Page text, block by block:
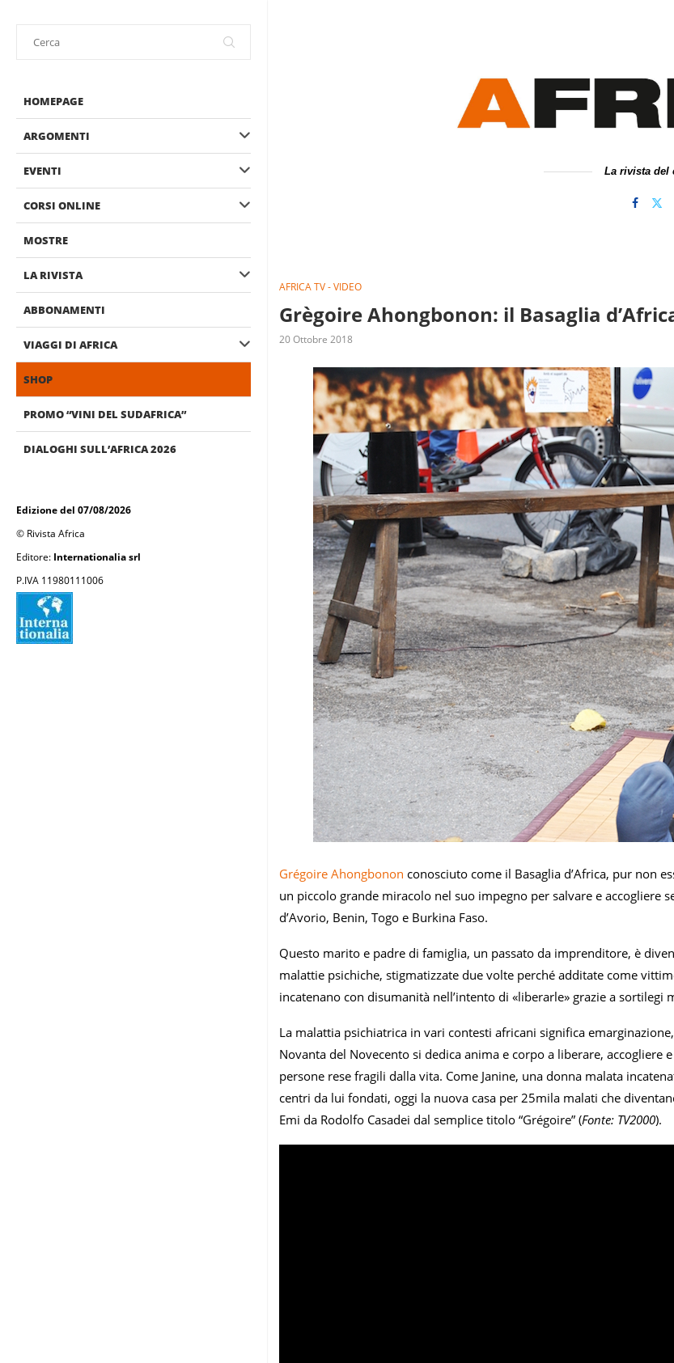
HOMEPAGE
ARGOMENTI
EVENTI
CORSI ONLINE
MOSTRE
LA RIVISTA
ABBONAMENTI
VIAGGI DI AFRICA
SHOP
PROMO “VINI DEL SUDAFRICA”
DIALOGHI SULL’AFRICA 2026
Edizione del 07/08/2026
© Rivista Africa
Editore: Internationalia srl
P.IVA 11980111006
La rivista del
AFRICA TV - VIDEO
Grègoire Ahongbonon: il Basaglia
20 Ottobre 2018
Grégoire Ahongbonon conosciuto come il Basaglia d’Africa, pur non
un piccolo grande miracolo nel suo impegno per salvare e accogliere
d’Avorio, Benin, Togo e Burkina Faso.
Questo marito e padre di famiglia, un passato da imprenditore, è
malattie psichiche, stigmatizzate due volte perché additate come
incatenano con disumanità nell’intento di «liberarle» grazie a sortilegi
La malattia psichiatrica in vari contesti africani significa
Novanta del Novecento si dedica anima e corpo a liberare,
persone rese fragili dalla vita. Come Janine, una donna malata
centri da lui fondati, oggi la nuova casa per 25mila malati che
Emi da Rodolfo Casadei dal semplice titolo “Grégoire” (Fonte: TV2000).